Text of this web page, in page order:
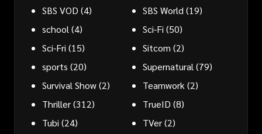
SBS VOD (4) SBS World (19)
school (4) Sci-Fi (50)
Sci-Fri (15) Sitcom (2)
sports (20) Supernatural (79)
Survival Show(2) Teamwork (2)
Thriller(312) TrueID (8)
Tubi (24) TVer(2)